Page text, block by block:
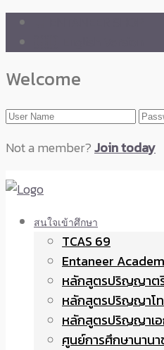
Welcome
Not a member?Join today
สนใจเข้าศึกษา
TCAS 69
Entaneer
หลักสูตรปริญญาต
หลักสูตรปริญญาโท
หลักสูตรปริญญาเ
ศูนย์การศึกษานาน